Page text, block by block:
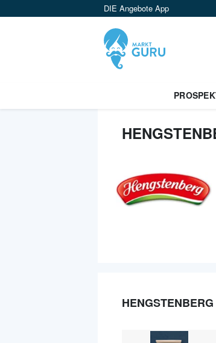
DIE Angebote App